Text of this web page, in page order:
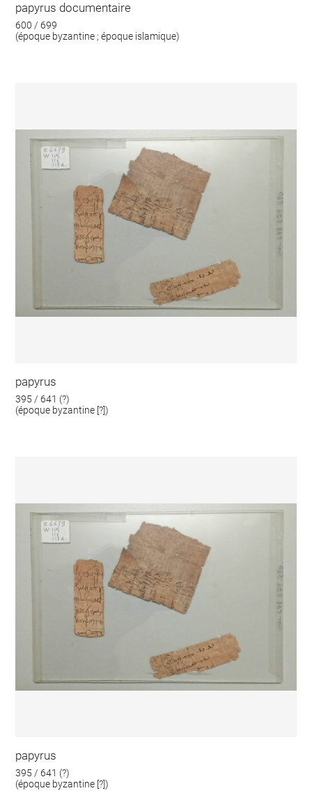
papyrus documentaire
600 / 699
(époque byzantine ; époque islamique)
papyrus
395 / 641 (?)
(époque byzantine [?])
papyrus
395 / 641 (?)
(époque byzantine [?])